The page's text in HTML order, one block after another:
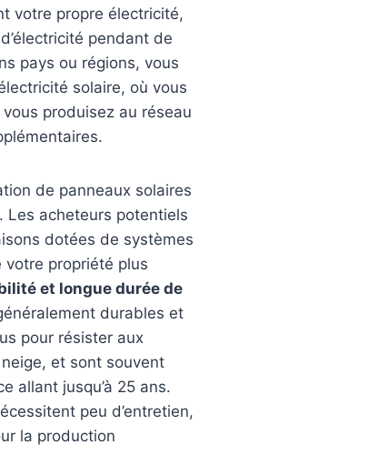
votre propre électricité,
pendant de
pays ou régions, vous
solaire, où vous
vous produisez au réseau
de panneaux solaires
Les acheteurs potentiels
dotées de systèmes
votre propriété plus
et longue durée de
durables et
pour résister aux
et sont souvent
allant jusqu’à 25 ans.
peu d’entretien,
la production